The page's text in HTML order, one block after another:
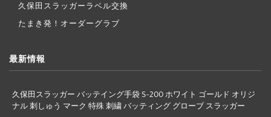
久保田スラッガーラベル交換
たまき発！オーダーグラブ
最新情報
久保田スラッガー バッテイング手袋 S-200 ホワイト ゴールド オリジ
ナル 刺しゅう マーク 特殊 刺繍 バッティング グローブ スラッガー